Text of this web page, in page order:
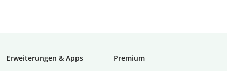
Erweiterungen & Apps
Premium